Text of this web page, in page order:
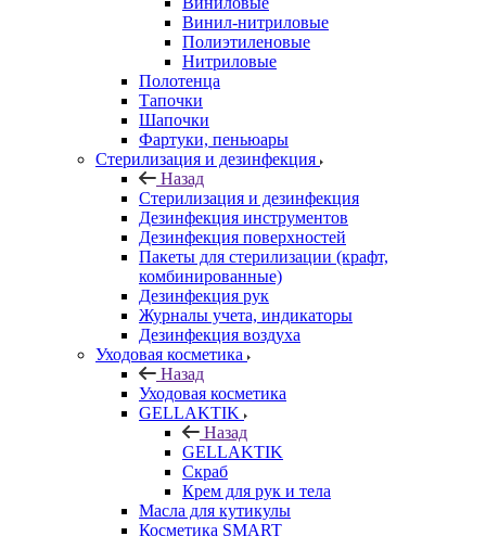
Винил-нитриловые
Полиэтиленовые
Нитриловые
Полотенца
Тапочки
Шапочки
Фартуки, пеньюары
Стерилизация и дезинфекция
Назад
Стерилизация и дезинфекция
Дезинфекция инструментов
Дезинфекция поверхностей
Пакеты для стерилизации (крафт,
комбинированные)
Дезинфекция рук
Журналы учета, индикаторы
Дезинфекция воздуха
Уходовая косметика
Назад
Уходовая косметика
GELLAKTIK
Назад
GELLAKTIK
Скраб
Крем для рук и тела
Масла для кутикулы
Косметика SMART